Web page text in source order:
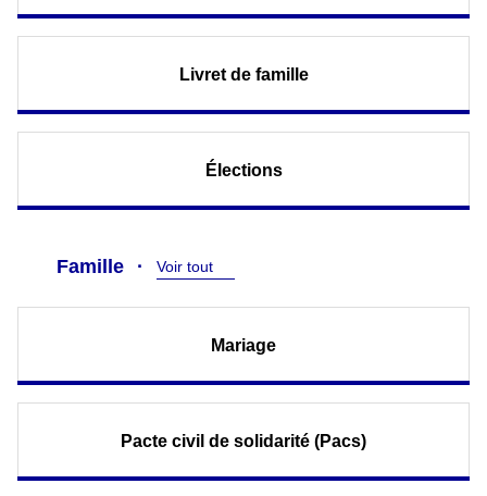
Livret de famille
Élections
Famille Voir tout
Mariage
Pacte civil de solidarité (Pacs)